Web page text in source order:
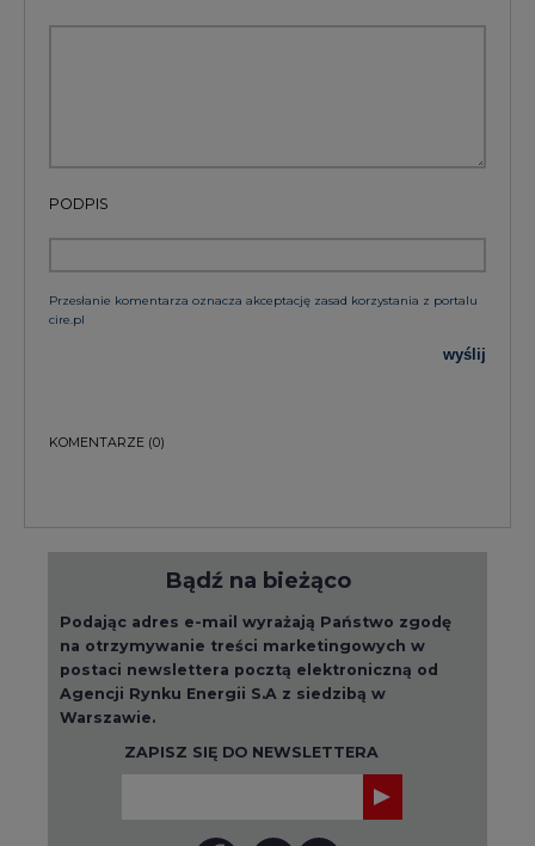
PODPIS
Przesłanie komentarza oznacza akceptację zasad korzystania z portalu
cire.pl
wyślij
KOMENTARZE (0)
Bądź na bieżąco
Podając adres e-mail wyrażają Państwo zgodę
na otrzymywanie treści marketingowych w
postaci newslettera pocztą elektroniczną od
Agencji Rynku Energii S.A z siedzibą w
Warszawie.
ZAPISZ SIĘ DO NEWSLETTERA